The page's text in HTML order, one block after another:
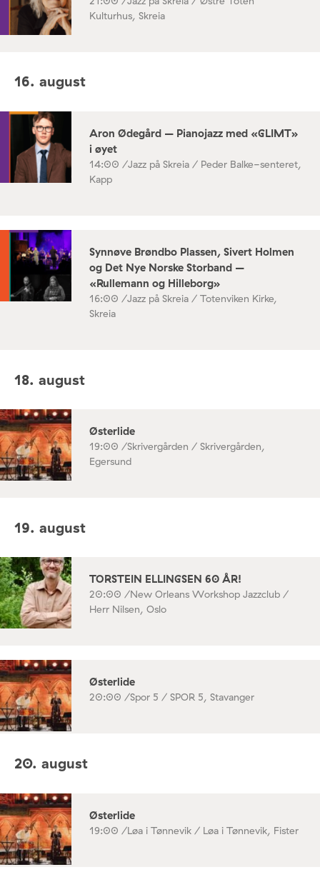
Kulturhus, Skreia
16. august
Aron Ødegård – Pianojazz med «GLIMT»
i øyet
14:00 /Jazz på Skreia / Peder Balke-senteret,
Kapp
Synnøve Brøndbo Plassen, Sivert Holmen
og Det Nye Norske Storband –
«Rullemann og Hilleborg»
16:00 /Jazz på Skreia / Totenviken Kirke,
Skreia
18. august
Østerlide
19:00 /Skrivergården / Skrivergården,
Egersund
19. august
TORSTEIN ELLINGSEN 60 ÅR!
20:00 /New Orleans Workshop Jazzclub /
Herr Nilsen, Oslo
Østerlide
20:00 /Spor 5 / SPOR 5, Stavanger
20. august
Østerlide
19:00 /Løa i Tønnevik / Løa i Tønnevik, Fister